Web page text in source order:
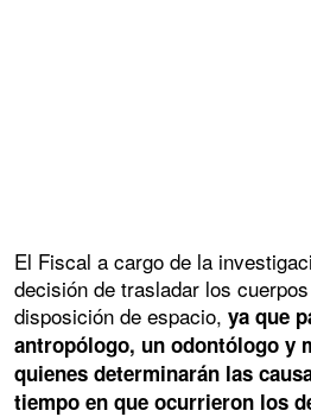
El Fiscal a cargo de la
decisión de trasladar los
disposición de espacio, ya que
antropólogo, un odontólogo y
quienes determinarán las
tiempo en que ocurrieron los